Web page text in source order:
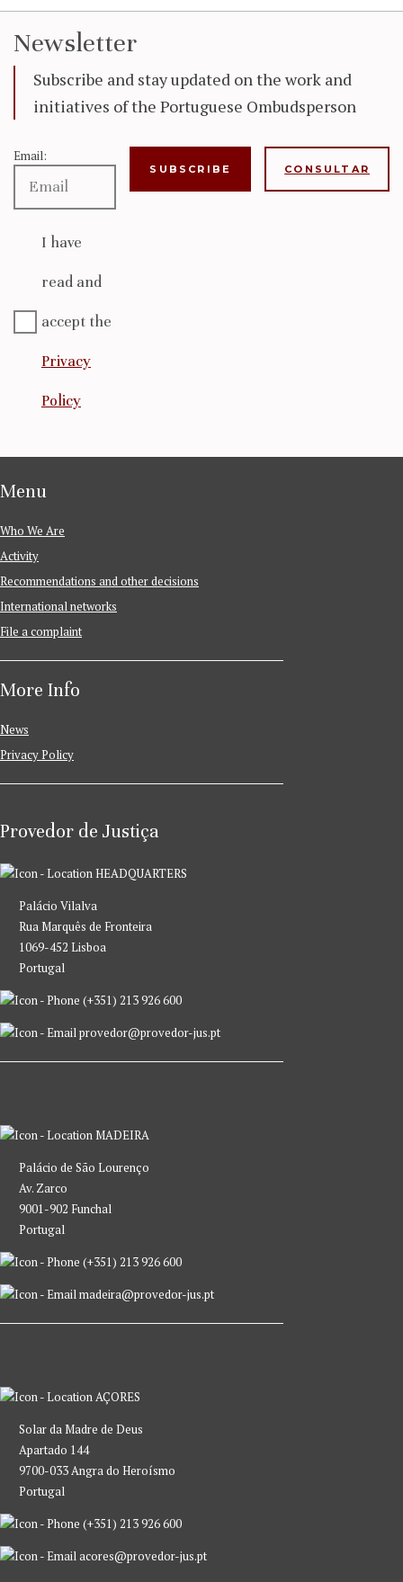
Newsletter
Subscribe and stay updated on the work and
initiatives of the Portuguese Ombudsperson
Email:
I have
read and
accept the
Privacy
Policy
CONSULTAR
Menu
Who We Are
Activity
Recommendations and other decisions
International networks
File a complaint
More Info
News
Privacy Policy
Provedor de Justiça
HEADQUARTERS
Palácio Vilalva
Rua Marquês de Fronteira
1069-452 Lisboa
Portugal
(+351) 213 926 600
provedor@provedor-jus.pt
MADEIRA
Palácio de São Lourenço
Av. Zarco
9001-902 Funchal
Portugal
(+351) 213 926 600
madeira@provedor-jus.pt
AÇORES
Solar da Madre de Deus
Apartado 144
9700-033 Angra do Heroísmo
Portugal
(+351) 213 926 600
acores@provedor-jus.pt